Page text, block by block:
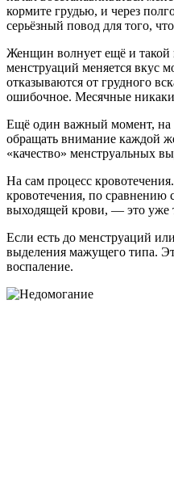
кормите грудью, и через
серьёзный повод для того,
Женщин волнует ещё и такой
менструаций меняется вкус
отказываются от грудного
ошибочное. Месячные
Ещё один важный момент, на
обращать внимание каждой
«качество» менструальных
На сам процесс
кровотечения, по
выходящей крови, — это уже
Если есть до менструаций
выделения мажущего типа.
воспаление.